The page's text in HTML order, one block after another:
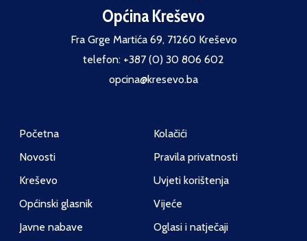
Općina Kreševo
Fra Grge Martića 69, 71260 Kreševo
telefon: +387 (0) 30 806 602
opcina@kresevo.ba
Početna
Novosti
Kreševo
Općinski glasnik
Javne nabave
Kolačići
Pravila privatnosti
Uvjeti korištenja
Vijeće
Oglasi i natječaji